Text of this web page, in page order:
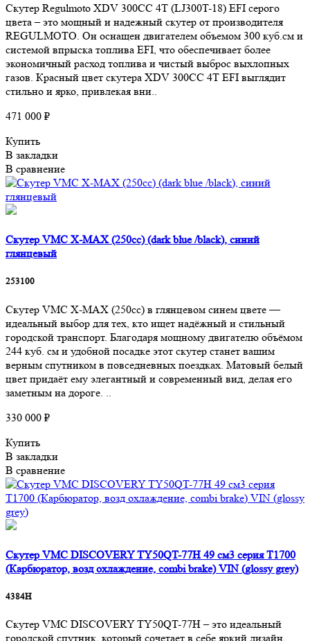
Скутер Regulmoto XDV 300CC 4T (LJ300T-18) EFI серого
цвета – это мощный и надежный скутер от производителя
REGULMOTO. Он оснащен двигателем объемом 300 куб.см и
системой впрыска топлива EFI, что обеспечивает более
экономичный расход топлива и чистый выброс выхлопных
газов. Красный цвет скутера XDV 300CC 4T EFI выглядит
стильно и ярко, привлекая вни..
471 000 ₽
Купить
В закладки
В сравнение
Скутер VMC X-MAX (250cc) (dark blue /black), синий
глянцевый
253100
Скутер VMC X-MAX (250cc) в глянцевом синем цвете —
идеальный выбор для тех, кто ищет надёжный и стильный
городской транспорт. Благодаря мощному двигателю объёмом
244 куб. см и удобной посадке этот скутер станет вашим
верным спутником в повседневных поездках. Матовый белый
цвет придаёт ему элегантный и современный вид, делая его
заметным на дороге. ..
330 000 ₽
Купить
В закладки
В сравнение
Скутер VMC DISCOVERY ТY50QT-77H 49 см3 серия T1700
(Карбюратор, возд охлаждение, combi brake) VIN (glossy grey)
4384Н
Скутер VMC DISCOVERY TY50QT-77H – это идеальный
городской спутник, который сочетает в себе яркий дизайн,